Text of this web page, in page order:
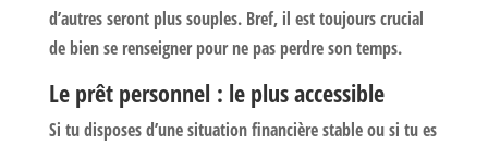
d’autres seront plus souples. Bref, il est toujours crucial
de bien se renseigner pour ne pas perdre son temps.
Le prêt personnel : le plus accessible
Si tu disposes d’une situation financière stable ou si tu es